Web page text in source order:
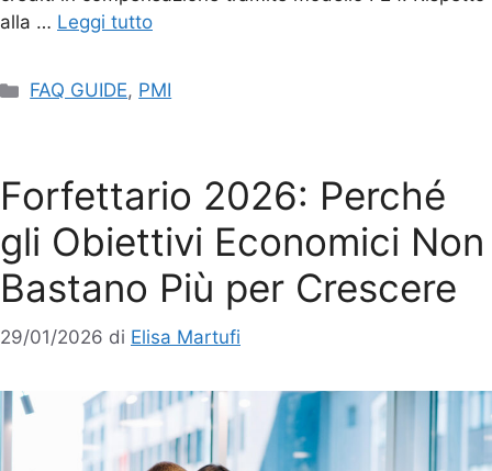
alla … Leggi tutto
FAQ GUIDE, PMI
Forfettario 2026: Perché
gli Obiettivi Economici Non
Bastano Più per Crescere
29/01/2026 di Elisa Martufi